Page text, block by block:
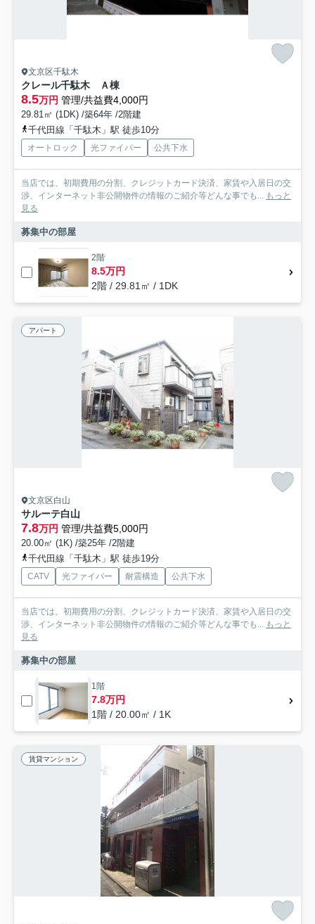
文京区千駄木
クレール千駄木 Ａ棟
8.5万円 管理/共益費4,000円
29.81㎡ (1DK) /築64年 /2階建
千代田線「千駄木」駅 徒歩10分
オートロック 光ファイバー 公共下水
当店では、初期費用の分割、クレジットカード決済、家賃や入居日の交
渉、インターネット非公開物件の情報のご紹介等どんな事でも... もっと
見る
募集中の部屋
2階
8.5万円
2階 / 29.81㎡ / 1DK
アパート
文京区白山
サルーテ白山
7.8万円 管理/共益費5,000円
20.00㎡ (1K) /築25年 /2階建
千代田線「千駄木」駅 徒歩19分
CATV 光ファイバー 耐震構造 公共下水
当店では、初期費用の分割、クレジットカード決済、家賃や入居日の交
渉、インターネット非公開物件の情報のご紹介等どんな事でも... もっと
見る
募集中の部屋
1階
7.8万円
1階 / 20.00㎡ / 1K
賃貸マンション